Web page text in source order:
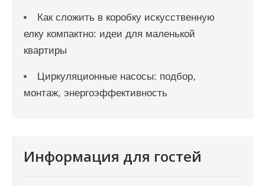
Как сложить в коробку искусственную
елку компактно: идеи для маленькой
квартиры
Циркуляционные насосы: подбор,
монтаж, энергоэффективность
Информация для гостей